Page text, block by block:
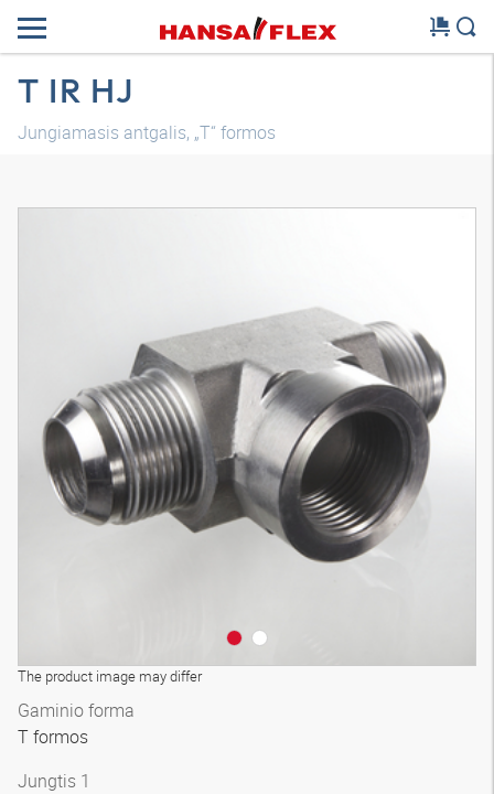
T IR HJ
Jungiamasis antgalis, „T“ formos
The product image may differ
Gaminio forma
T formos
Jungtis 1